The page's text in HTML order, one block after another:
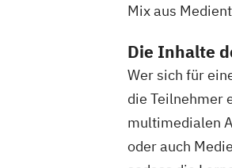
Mix aus
Die Inhalte
Wer sich für
die Teilnehmer
multimedialen
oder auch